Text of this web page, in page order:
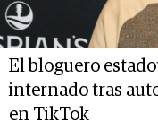
El bloguero
internado tras
en TikTok